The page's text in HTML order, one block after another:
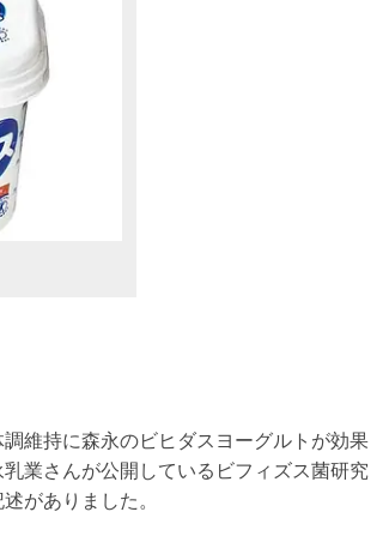
維持に森永のビヒダスヨーグルトが効果
業さんが公開しているビフィズス菌研究
がありました。